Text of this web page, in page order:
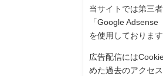
当サイトでは第三
「Google Adsense
を使用しております
広告配信には
めた過去のアクセ